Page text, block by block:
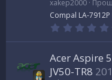
xakep2000
Compal LA-7912P
в
е
Acer Aspire
JV50-TR8